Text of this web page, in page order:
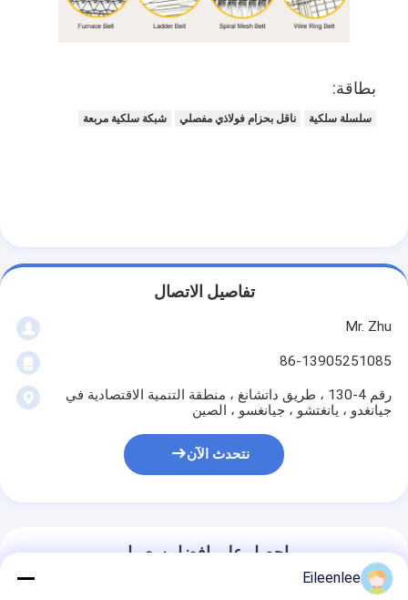
بطاقة:
سلسلة سلكية ناقل بحزام فولاذي مفصلي شبكة سلكية مربعة
تفاصيل الاتصال
Mr. Zhu
86-13905251085
رقم 4-130 ، طريق داتشانغ ، منطقة التنمية الاقتصادية في
جيانغدو ، يانغتشو ، جيانغسو ، الصين
نتحدث الآن
احصل على افضل سعر ل
Eileenlee